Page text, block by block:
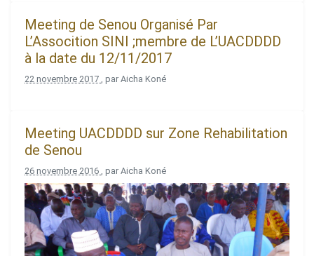
Meeting de Senou Organisé Par
L’Assocition SINI ;membre de L’UACDDDD
à la date du 12/11/2017
22 novembre 2017 , par Aicha Koné
Meeting UACDDDD sur Zone Rehabilitation
de Senou
26 novembre 2016 , par Aicha Koné